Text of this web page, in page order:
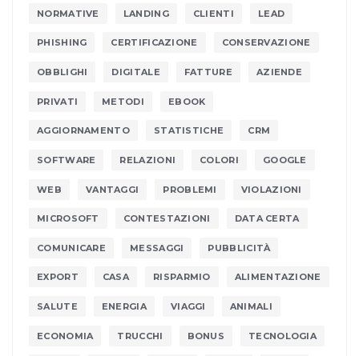
NORMATIVE LANDING CLIENTI LEAD
PHISHING CERTIFICAZIONE CONSERVAZIONE
OBBLIGHI DIGITALE FATTURE AZIENDE
PRIVATI METODI EBOOK
AGGIORNAMENTO STATISTICHE CRM
SOFTWARE RELAZIONI COLORI GOOGLE
WEB VANTAGGI PROBLEMI VIOLAZIONI
MICROSOFT CONTESTAZIONI DATA CERTA
COMUNICARE MESSAGGI PUBBLICITÀ
EXPORT CASA RISPARMIO ALIMENTAZIONE
SALUTE ENERGIA VIAGGI ANIMALI
ECONOMIA TRUCCHI BONUS TECNOLOGIA